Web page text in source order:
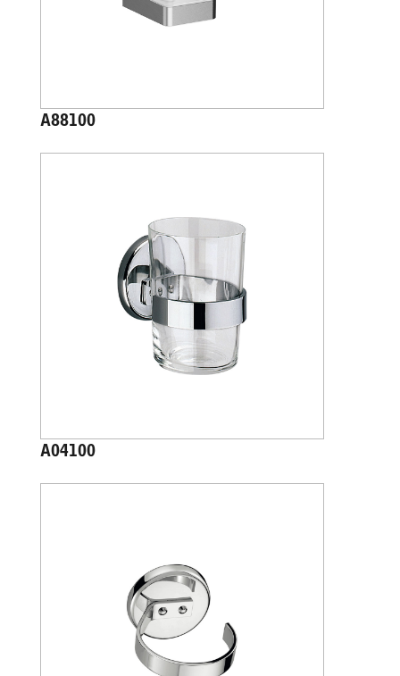
A88100
A04100